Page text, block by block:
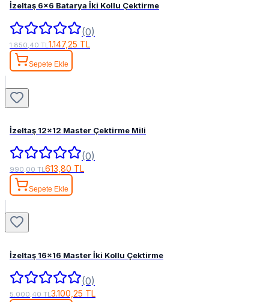
İzeltaş 6x6 Batarya İki Kollu Çektirme
(0)
1.850,40 TL 1.147,25 TL
Sepete Ekle
İzeltaş 12x12 Master Çektirme Mili
(0)
990,00 TL613,80 TL
Sepete Ekle
İzeltaş 16x16 Master İki Kollu Çektirme
(0)
5.000,40 TL3.100,25 TL